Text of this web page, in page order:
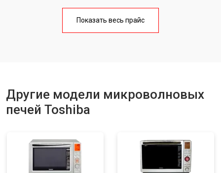
Ремонт платы управления
Замена лампочки от 2400 ₽
Показать весь прайс
Другие модели микроволновых
печей Toshiba